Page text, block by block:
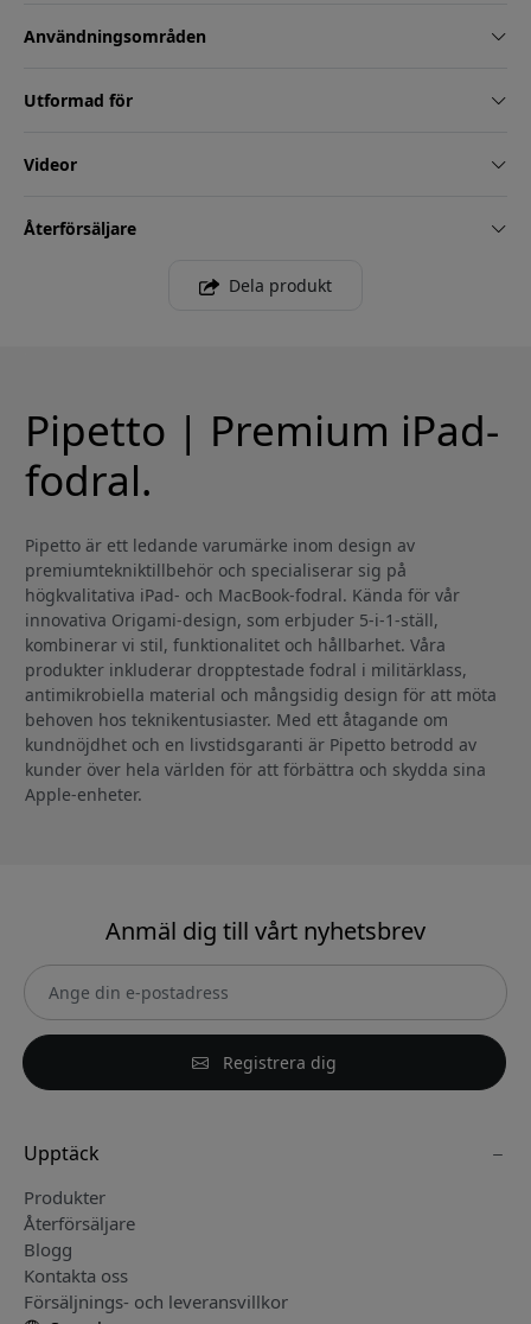
Användningsområden
Utformad för
Videor
Återförsäljare
Dela produkt
Pipetto | Premium iPad-
fodral.
Pipetto är ett ledande varumärke inom design av
premiumtekniktillbehör och specialiserar sig på
högkvalitativa iPad- och MacBook-fodral. Kända för vår
innovativa Origami-design, som erbjuder 5-i-1-ställ,
kombinerar vi stil, funktionalitet och hållbarhet. Våra
produkter inkluderar dropptestade fodral i militärklass,
antimikrobiella material och mångsidig design för att möta
behoven hos teknikentusiaster. Med ett åtagande om
kundnöjdhet och en livstidsgaranti är Pipetto betrodd av
kunder över hela världen för att förbättra och skydda sina
Apple-enheter.
Anmäl dig till vårt nyhetsbrev
Registrera dig
Upptäck
Produkter
Återförsäljare
Blogg
Kontakta oss
Försäljnings- och leveransvillkor